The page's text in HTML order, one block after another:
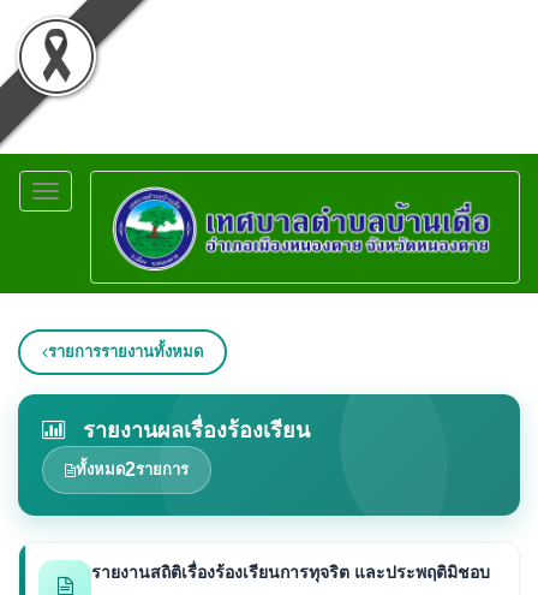
Toggle
navigation
รายการรายงานทั้งหมด
รายงานผลเรื่องร้องเรียน
ทั้งหมด2รายการ
รายงานสถิติเรื่องร้องเรียนการทุจริต และประพฤติมิชอบ